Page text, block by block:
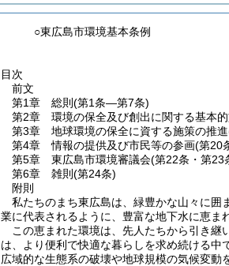
○東広島市環境基本条例
目次
前文
第1章
総則 (第1条―第7条)
第2章
環境の保全及び創出に関する基本
第3章
地球環境の保全に資する施策の推進
第4章
情報の提供及び市民等の参画(第20
第5章
東広島市環境審議会(第22条・第23
第6章
雑則 (第24条)
附則
私たちのまち東広島は、緑豊かな山々に囲
業に代表されるように、豊富な地下水に恵ま
この恵まれた環境は、先人たちから引き
は、より便利で快適な暮らしを求め続ける中
広域的な生態系の破壊や地球規模の気候変動